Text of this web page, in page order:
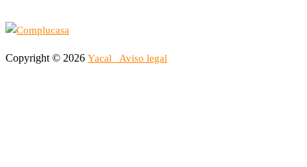
Copyright © 2026 Yacal Aviso legal